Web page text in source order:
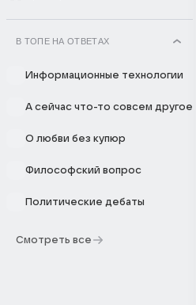
В ТОПЕ НА ОТВЕТАХ
Информационные технологии
А сейчас что-то совсем другое
О любви без купюр
Философский вопрос
Политические дебаты
Смотреть все